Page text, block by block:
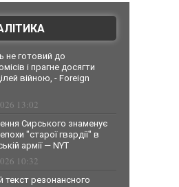
не готовий до
і прагне досягти
війною, - Foreign
13:02
Сирського знаменує
"старої гвардії" в
армії — NYT
10:32
текст резонансного